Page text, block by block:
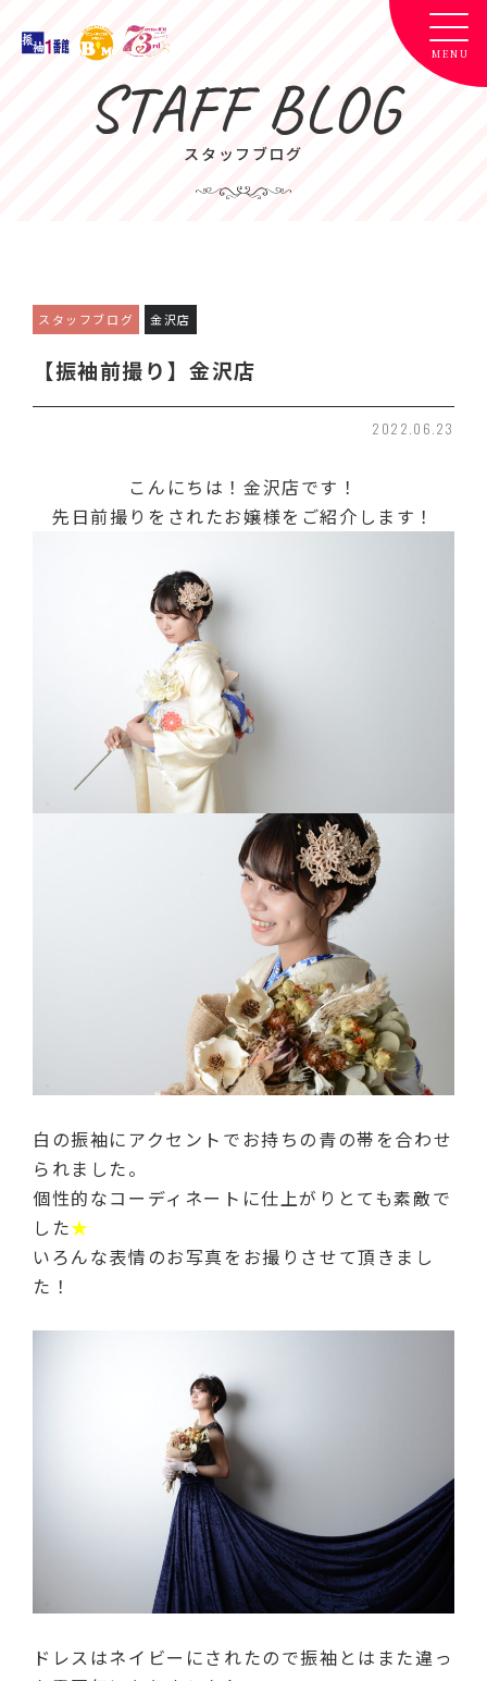
STAFF BLOG
スタッフブログ
スタッフブログ 金沢店
【振袖前撮り】金沢店
2022.06.23
こんにちは！金沢店です！
先日前撮りをされたお嬢様をご紹介します！
白の振袖にアクセントでお持ちの青の帯を合わせ
られました。
個性的なコーディネートに仕上がりとても素敵で
した★
いろんな表情のお写真をお撮りさせて頂きまし
た！
ドレスはネイビーにされたので振袖とはまた違っ